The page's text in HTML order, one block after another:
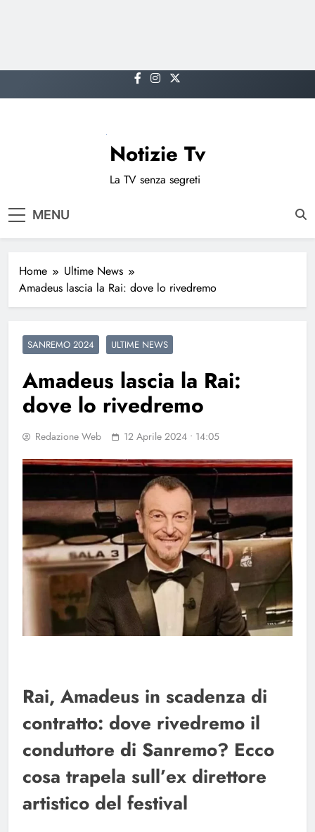
to
Notizie Tv
La TV senza segreti
MENU
Home
Ultime News
Amadeus lascia la Rai: dove lo rivedremo
SANREMO 2024 ULTIME NEWS
Amadeus lascia la Rai:
dove lo rivedremo
Redazione Web 12 Aprile 2024 • 14:05
Rai, Amadeus in scadenza di
contratto: dove rivedremo il
conduttore di Sanremo? Ecco
cosa trapela sull’ex direttore
artistico del festival